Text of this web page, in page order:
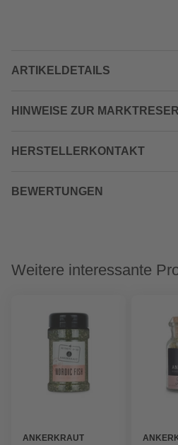
ARTIKELDETAILS
HINWEISE ZUR
HERSTELLERKONTAKT
BEWERTUNGEN
Weitere interessante
ANKERKRAUT